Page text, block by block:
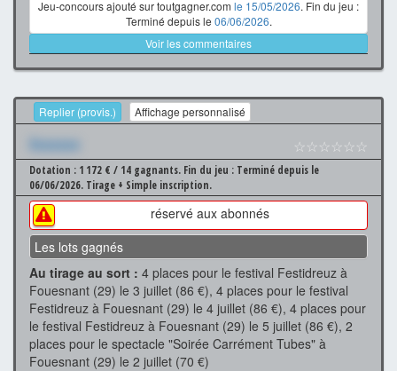
Jeu-concours ajouté sur toutgagner.com le 15/05/2026. Fin du jeu :
Terminé depuis le 06/06/2026.
Voir les commentaires
Replier (provis.) Affichage personnalisé
Xxxxxxx ☆☆☆☆☆☆
Dotation : 1 172 € / 14 gagnants. Fin du jeu : Terminé depuis le
06/06/2026. Tirage + Simple inscription.
réservé aux abonnés
Les lots gagnés
Au tirage au sort : 4 places pour le festival Festidreuz à
Fouesnant (29) le 3 juillet (86 €), 4 places pour le festival
Festidreuz à Fouesnant (29) le 4 juillet (86 €), 4 places pour
le festival Festidreuz à Fouesnant (29) le 5 juillet (86 €), 2
places pour le spectacle "Soirée Carrément Tubes" à
Fouesnant (29) le 2 juillet (70 €)